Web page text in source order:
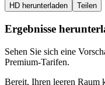
HD herunterladen Teilen
Ergebnisse
Sehen Sie sich eine
Premium-Tarifen.
Bereit, Ihren leeren Raum